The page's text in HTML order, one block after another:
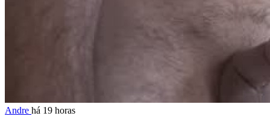
Andre há 19 horas